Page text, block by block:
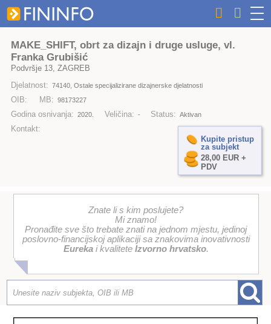
MAKE_SHIFT, obrt za dizajn i druge usluge, vl.
Franka Grubišić
Podvršje 13, ZAGREB
Djelatnost: 74140, Ostale specijalizirane dizajnerske djelatnosti
OIB: MB: 98173227
Godina osnivanja: 2020. Veličina: - Status: Aktivan
Kontakt:
Kupite pristup
za subjekt
28,00 EUR +
PDV
Znate li s kim poslujete?
Mi znamo!
Pronađite sve što trebate znati na jednom mjestu, jedinoj
poslovno-financijskoj aplikaciji sa znakovima inovativnosti
Eurekai kvalitete Izvorno hrvatsko.